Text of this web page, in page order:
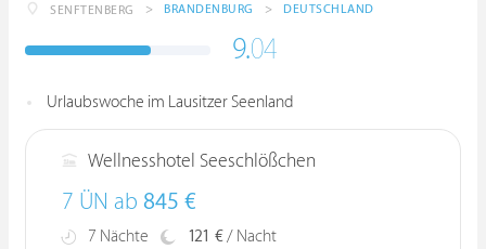
SENFTENBERG > BRANDENBURG > DEUTSCHLAND
9.04
Urlaubswoche im Lausitzer Seenland
Wellnesshotel Seeschlößchen
7 ÜN ab 845 €
7 Nächte 121 €/ Nacht